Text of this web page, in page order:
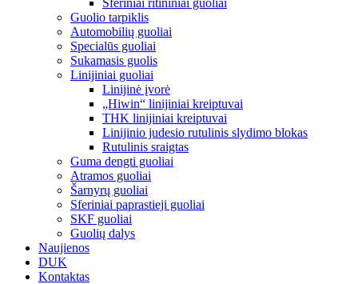
Sferiniai ritininiai guoliai
Guolio tarpiklis
Automobilių guoliai
Specialūs guoliai
Sukamasis guolis
Linijiniai guoliai
Linijinė įvorė
„Hiwin“ linijiniai kreiptuvai
THK linijiniai kreiptuvai
Linijinio judesio rutulinis slydimo blokas
Rutulinis sraigtas
Guma dengti guoliai
Atramos guoliai
Šarnyrų guoliai
Sferiniai paprastieji guoliai
SKF guoliai
Guolių dalys
Naujienos
DUK
Kontaktas